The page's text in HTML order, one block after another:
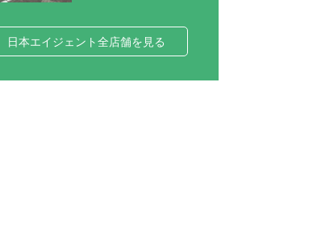
日本エイジェント全店舗を見る